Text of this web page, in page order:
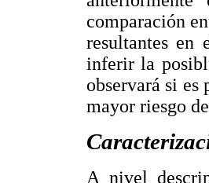
comparación
resultantes en
inferir la
observará si es
mayor riesgo
A nivel